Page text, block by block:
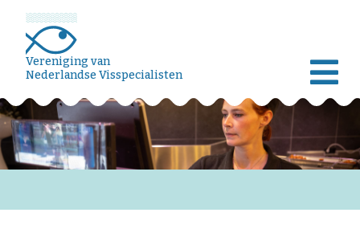
Vereniging van
Nederlandse Visspecialisten